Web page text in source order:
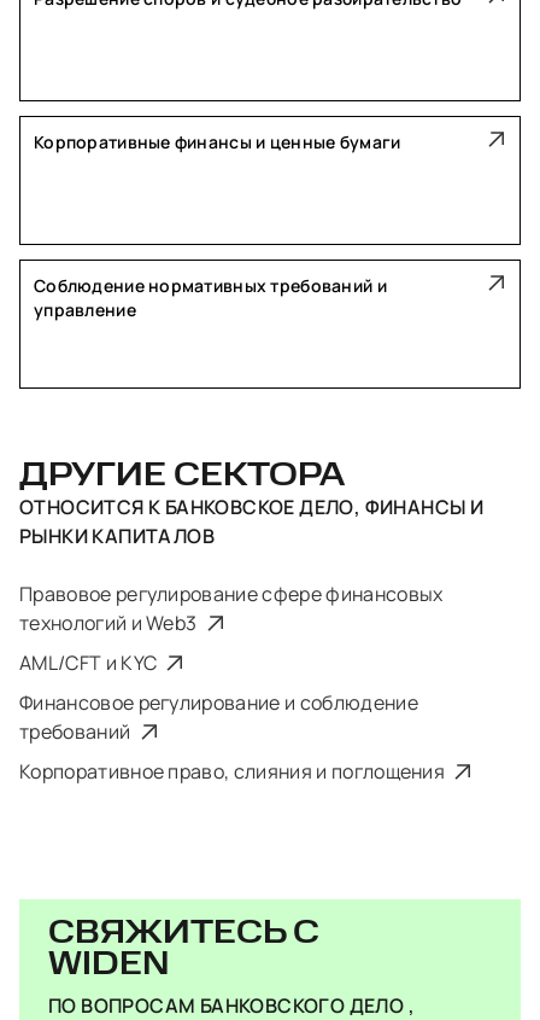
Корпоративные финансы и ценные бумаги
Соблюдение нормативных требований и
управление
ДРУГИЕ СЕКТОРА
ОТНОСИТСЯ К БАНКОВСКОЕ ДЕЛО, ФИНАНСЫ И
РЫНКИ КАПИТАЛОВ
Правовое регулирование сфере финансовых
технологий и Web3
AML/CFT и KYC
Финансовое регулирование и соблюдение
требований
Корпоративное право, слияния и поглощения
СВЯЖИТЕСЬ С
WIDEN
ПО ВОПРОСАМ БАНКОВСКОГО ДЕЛО ,